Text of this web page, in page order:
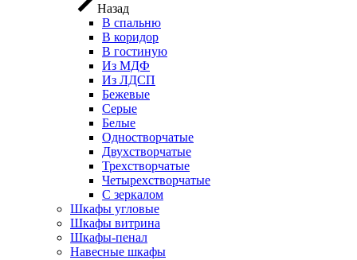
Назад
В спальню
В коридор
В гостиную
Из МДФ
Из ЛДСП
Бежевые
Серые
Белые
Одностворчатые
Двухстворчатые
Трехстворчатые
Четырехстворчатые
С зеркалом
Шкафы угловые
Шкафы витрина
Шкафы-пенал
Навесные шкафы